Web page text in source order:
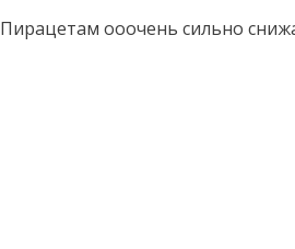
Пирацетам ооочень сильно